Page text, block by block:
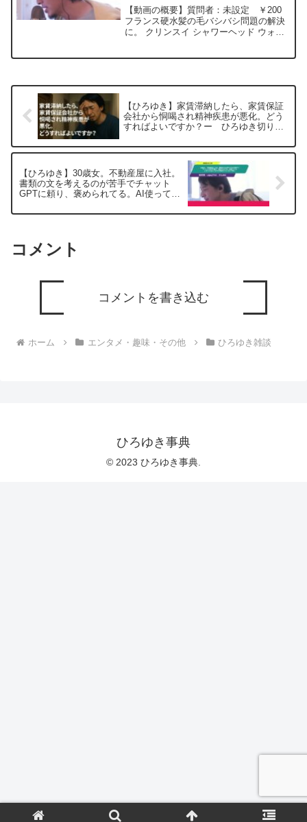
クチュールー ひろゆき切り抜
き 20240228
【動画の概要】質問者：未設定 ￥200
フランス硬水髪の毛バシバシ問題の解決
に。 クリンスイ シャワーヘッド ウォー
【ひろゆき】家賃滞納したら、家賃保証
会社から恫喝され精神疾患が悪化。どう
すればよいですか？ー ひろゆき切り抜
【ひろゆき】30歳女。不動産屋に入社。
書類の文を考えるのが苦手でチャット
GPTに頼り、褒められてる。AI使ってる
怖いー ひろゆき切り抜き 20250610
コメント
コメントを書き込む
ホーム エンタメ・趣味・その他 ひろゆき雑談
ひろゆき事典
© 2023 ひろゆき事典.